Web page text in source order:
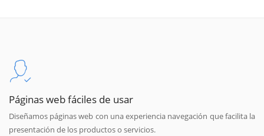
Páginas web fáciles de usar
Diseñamos páginas web con una experiencia navegación que facilita la
presentación de los productos o servicios.